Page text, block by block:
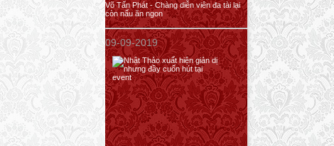
Võ Tấn Phát - Chàng diễn viên đa tài lại
còn nấu ăn ngon
09-09-2019